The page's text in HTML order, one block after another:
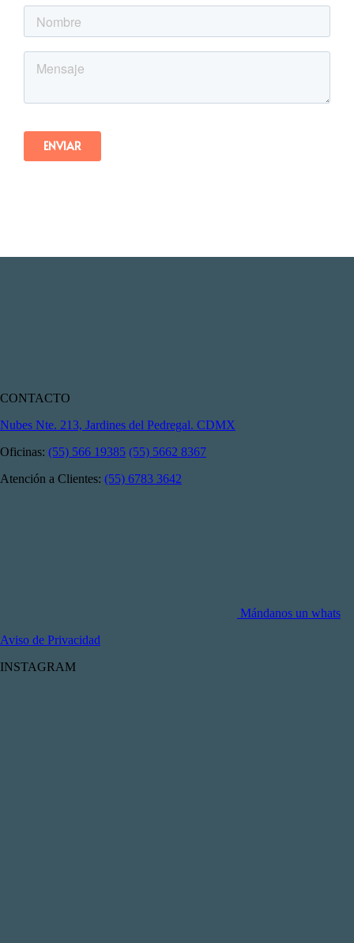
CONTACTO
Nubes Nte. 213, Jardines del Pedregal. CDMX
Oficinas: (55) 566 19385 (55) 5662 8367
Atención a Clientes: (55) 6783 3642
Mándanos un whats
Aviso de Privacidad
INSTAGRAM